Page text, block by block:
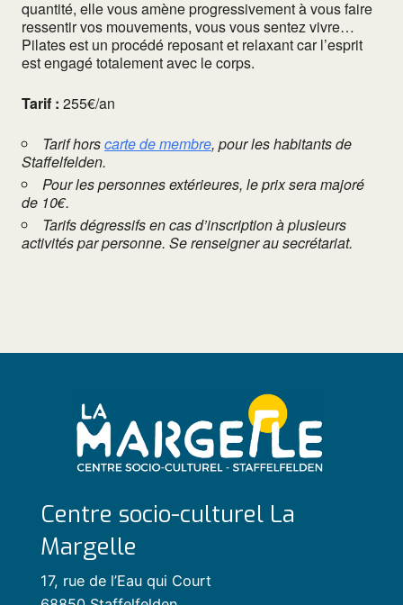
quantité, elle vous amène progressivement à vous faire
ressentir vos mouvements, vous vous sentez vivre…
Pilates est un procédé reposant et relaxant car l’esprit
est engagé totalement avec le corps.
Tarif : 255€/an
Tarif horscarte de membre, pour les habitants de
Staffelfelden.
Pour les personnes extérieures, le prix sera majoré
de 10€.
Tarifs dégressifs en cas d’inscription à plusieurs
activités par personne. Se renseigner au secrétariat.
Centre socio-culturel La
Margelle
17, rue de l’Eau qui Court